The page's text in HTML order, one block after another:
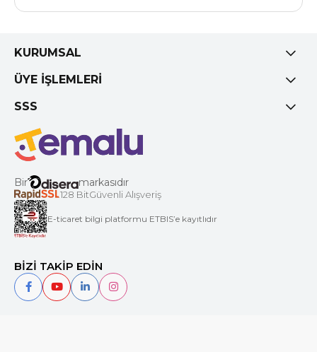
KURUMSAL
ÜYE İŞLEMLERİ
SSS
Bir markasıdır
128 BitGüvenli Alışveriş
E-ticaret bilgi platformu ETBIS’e kayıtlıdır
BİZİ TAKİP EDİN